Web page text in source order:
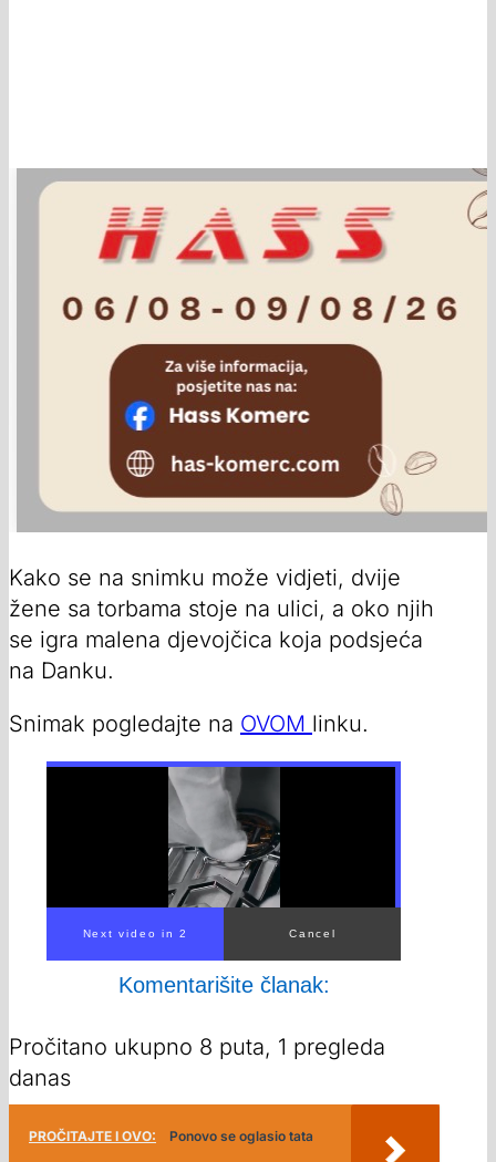
Kako se na snimku može vidjeti, dvije
žene sa torbama stoje na ulici, a oko njih
se igra malena djevojčica koja podsjeća
na Danku.
Snimak pogledajte na OVOM linku.
00:00/ 00:29
Komentarišite članak:
Pročitano ukupno 8 puta, 1 pregleda
danas
PROČITAJTE I OVO:
Ponovo se oglasio tata